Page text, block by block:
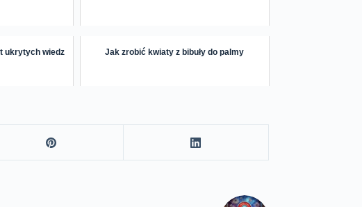
ukrytych wiedz Jak zrobić kwiaty z bibuły do palmy